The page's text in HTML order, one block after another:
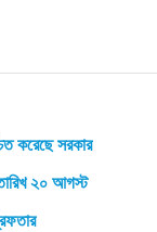
করেছে সরকার
২০ আগস্ট